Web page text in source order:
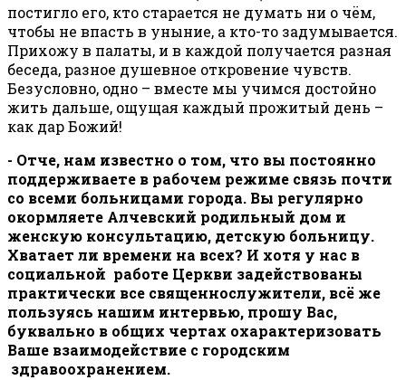
постигло его, кто старается не думать ни о чём,
чтобы не впасть в уныние, а кто-то задумывается.
Прихожу в палаты, и в каждой получается разная
беседа, разное душевное откровение чувств.
Безусловно, одно – вместе мы учимся достойно
жить дальше, ощущая каждый прожитый день –
как дар Божий!
- Отче, нам известно о том, что вы постоянно
поддерживаете в рабочем режиме связь почти
со всеми больницами города. Вы регулярно
окормляете Алчевский родильный дом и
женскую консультацию, детскую больницу.
Хватает ли времени на всех? И хотя у нас в
социальной работе Церкви задействованы
практически все священнослужители, всё же
пользуясь нашим интервью, прошу Вас,
буквально в общих чертах охарактеризовать
Ваше взаимодействие с городским
здравоохранением.